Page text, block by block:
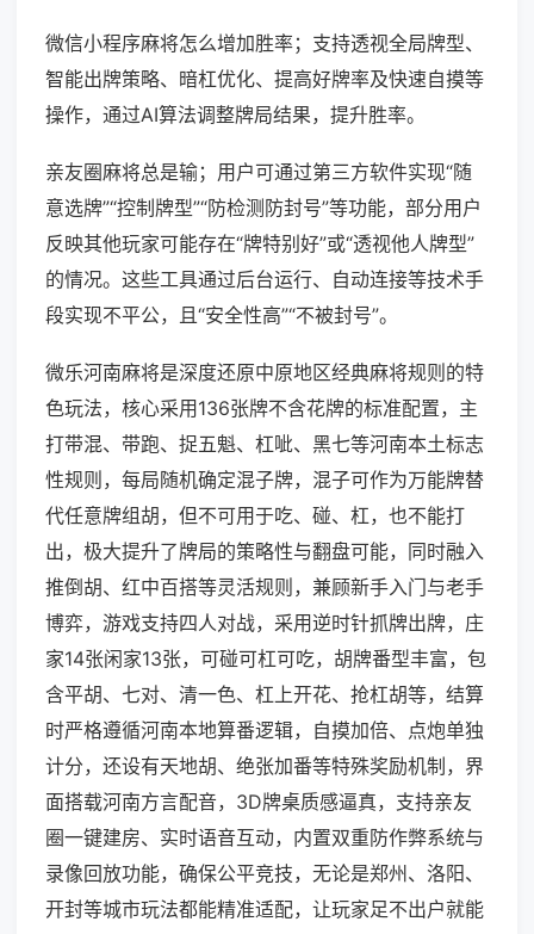
微信小程序麻将怎么增加胜率；支持透视全局牌型、
智能出牌策略、暗杠优化、提高好牌率及快速自摸等
操作，通过AI算法调整牌局结果，提升胜率。
亲友圈麻将总是输；用户可通过第三方软件实现“随
意选牌”“控制牌型”“防检测防封号”等功能，部分用户
反映其他玩家可能存在“牌特别好”或“透视他人牌型”
的情况。这些工具通过后台运行、自动连接等技术手
段实现不平公，且“安全性高”“不被封号”。
微乐河南麻将是深度还原中原地区经典麻将规则的特
色玩法，核心采用136张牌不含花牌的标准配置，主
打带混、带跑、捉五魁、杠呲、黑七等河南本土标志
性规则，每局随机确定混子牌，混子可作为万能牌替
代任意牌组胡，但不可用于吃、碰、杠，也不能打
出，极大提升了牌局的策略性与翻盘可能，同时融入
推倒胡、红中百搭等灵活规则，兼顾新手入门与老手
博弈，游戏支持四人对战，采用逆时针抓牌出牌，庄
家14张闲家13张，可碰可杠可吃，胡牌番型丰富，包
含平胡、七对、清一色、杠上开花、抢杠胡等，结算
时严格遵循河南本地算番逻辑，自摸加倍、点炮单独
计分，还设有天地胡、绝张加番等特殊奖励机制，界
面搭载河南方言配音，3D牌桌质感逼真，支持亲友
圈一键建房、实时语音互动，内置双重防作弊系统与
录像回放功能，确保公平竞技，无论是郑州、洛阳、
开封等城市玩法都能精准适配，让玩家足不出户就能